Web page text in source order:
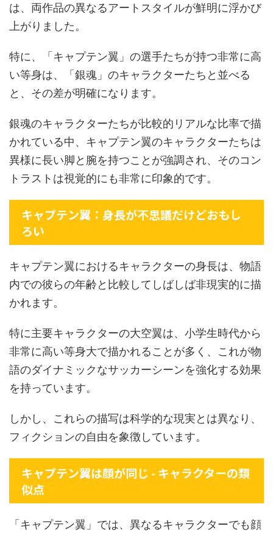
は、両作品の異なるアートスタイルが鮮明に浮かび
上がりました。
特に、「キャプテン翼」の選手たちが持つ非常に高
い等身は、「銀魂」のキャラクターたちと並べる
と、その差が明確になります。
銀魂のキャラクターたちが比較的リアルな比率で描
かれている中、キャプテン翼のキャラクターたちは
異様に長い脚と腕を持つことが強調され、そのコン
トラストは視覚的にも非常に印象的です。
キャプテン翼：身長が不思議だけどおもし
ろい
キャプテン翼におけるキャラクターの身長は、物語
内での彼らの年齢と比較してしばしば非現実的に描
かれます。
特に主要キャラクターの大空翼は、小学生時代から
非常に高い等身大で描かれることが多く、これが物
語のダイナミックなサッカーシーンを強化する効果
を持っています。
しかし、これらの描写は科学的な現実とは異なり、
フィクションの自由を象徴しています。
キャプテン翼は顔が同じ - キャラクターの類
似点
「キャプテン翼」では、異なるキャラクターでも顔